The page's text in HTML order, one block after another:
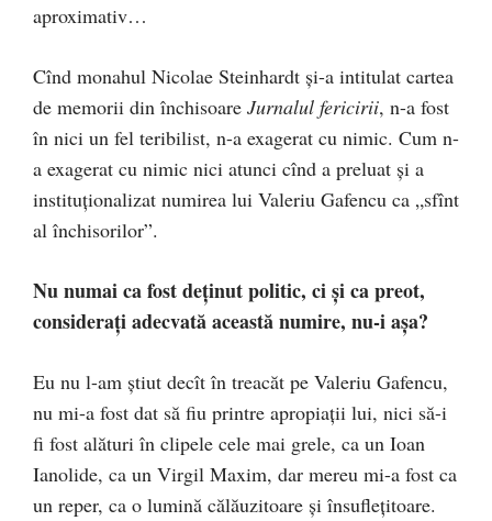
aproximativ…
Cînd monahul Nicolae Steinhardt şi-a intitulat cartea
de memorii din închisoare Jurnalul fericirii, n-a fost
în nici un fel teribilist, n-a exagerat cu nimic. Cum n-
a exagerat cu ni­mic nici atunci cînd a preluat şi a
instituţionalizat numirea lui Valeriu Gafencu ca „sfînt
al închisorilor”.
Nu numai ca fost deţinut politic, ci şi ca preot,
consi­de­raţi adecvată această numire, nu-i aşa?
Eu nu l-am ştiut decît în treacăt pe Valeriu Gafencu,
nu mi-a fost dat să fiu printre apropiaţii lui, nici să-i
fi fost ală­turi în clipele cele mai grele, ca un Ioan
Ianolide, ca un Vir­gil Maxim, dar mereu mi-a fost ca
un reper, ca o lumină călăuzitoare şi însufleţitoare.